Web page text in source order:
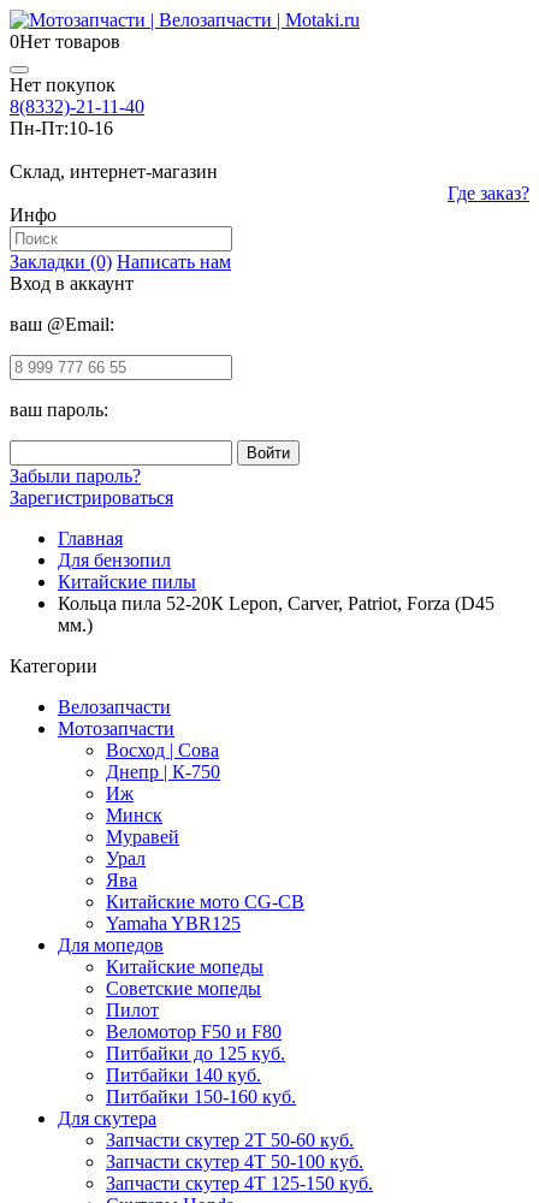
0Нет товаров
Нет покупок
8(8332)-21-11-40
Пн-Пт:10-16
Склад, интернет-магазин
Где заказ?
Инфо
Закладки (0) Написать нам
Вход в аккаунт
ваш @Email:
ваш пароль:
Забыли пароль?
Зарегистрироваться
Главная
Для бензопил
Китайские пилы
Кольца пила 52-20К Lepon, Carver, Patriot, Forza (D45
мм.)
Категории
Велозапчасти
Мотозапчасти
Восход | Сова
Днепр | К-750
Иж
Минск
Муравей
Урал
Ява
Китайские мото CG-CB
Yamaha YBR125
Для мопедов
Китайские мопеды
Советские мопеды
Пилот
Веломотор F50 и F80
Питбайки до 125 куб.
Питбайки 140 куб.
Питбайки 150-160 куб.
Для скутера
Запчасти скутер 2Т 50-60 куб.
Запчасти скутер 4Т 50-100 куб.
Запчасти скутер 4Т 125-150 куб.